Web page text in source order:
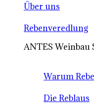
Über uns
Rebenveredlung
ANTES Weinbau
Warum
Die Reblaus